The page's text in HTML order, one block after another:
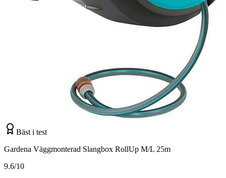
Bäst i test
Gardena Väggmonterad Slangbox RollUp M/L 25m
9.6/10